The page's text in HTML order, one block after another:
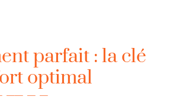
parfait : la clé
optimal